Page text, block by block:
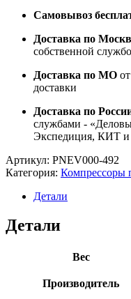
Самовывоз
Доставка по
собственной
Доставка по МО
доставки
Доставка по
службами -
Экспедиция, КИТ и
Артикул: PNEV000-492
Категория: Компрессоры
Детали
Детали
Вес
Производитель